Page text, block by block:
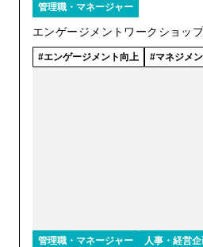
管理職・マネージャー
エンゲージメントワークショッ
エンゲージメント向上 マネジメ
管理職・マネージャー 人事・経営